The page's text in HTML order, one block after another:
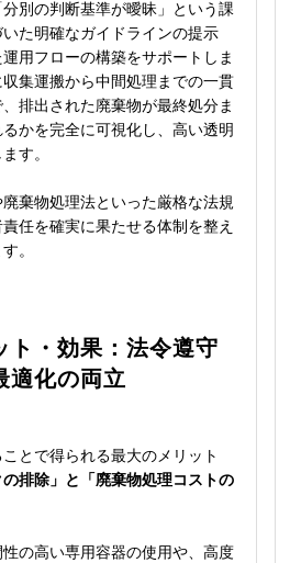
別の判断基準が曖昧」という課
た明確なガイドラインの提示
用フローの構築をサポートしま
集運搬から中間処理までの一貫
排出された廃棄物が最終処分ま
かを完全に可視化し、高い透明
す。
棄物処理法といった厳格な法規
任を確実に果たせる体制を整え
。
ト・効果：法令遵守
適化の両立
とで得られる最大のメリット
の排除」と「廃棄物処理コストの
の高い専用容器の使用や、高度